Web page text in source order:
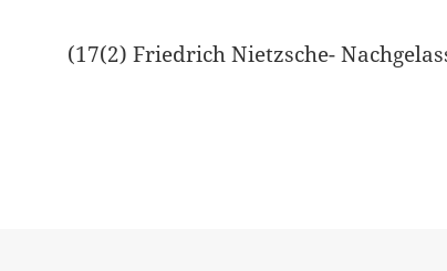
(17(2) Friedrich Nietzsche-